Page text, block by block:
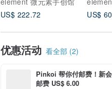
US$ 222.72
US$
优惠活动 看全部 (2)
Pinkoi 帮你付邮费！新
邮费 US$ 6.00